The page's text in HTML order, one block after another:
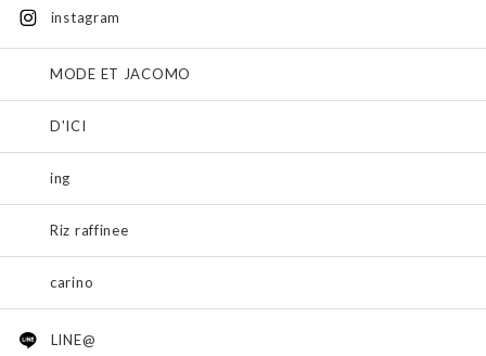
instagram
MODE ET JACOMO
D'ICI
ing
Riz raffinee
carino
LINE@